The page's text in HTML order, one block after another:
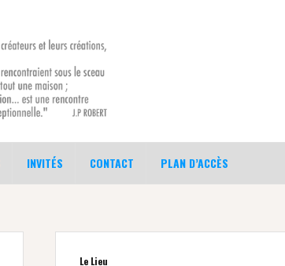
INVITÉS CONTACT PLAN D’ACCÈS
Le Lieu